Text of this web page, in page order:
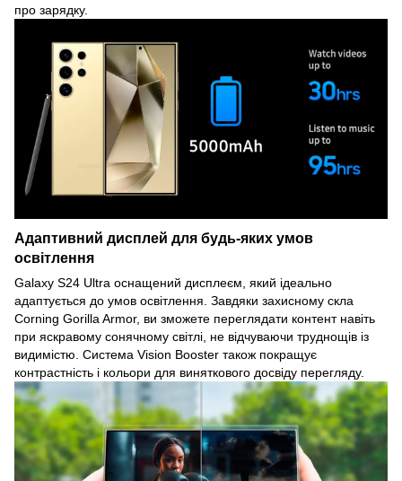
про зарядку.
Адаптивний дисплей для будь-яких умов
освітлення
Galaxy S24 Ultra оснащений дисплеєм, який ідеально
адаптується до умов освітлення. Завдяки захисному скла
Corning Gorilla Armor, ви зможете переглядати контент навіть
при яскравому сонячному світлі, не відчуваючи труднощів із
видимістю. Система Vision Booster також покращує
контрастність і кольори для виняткового досвіду перегляду.